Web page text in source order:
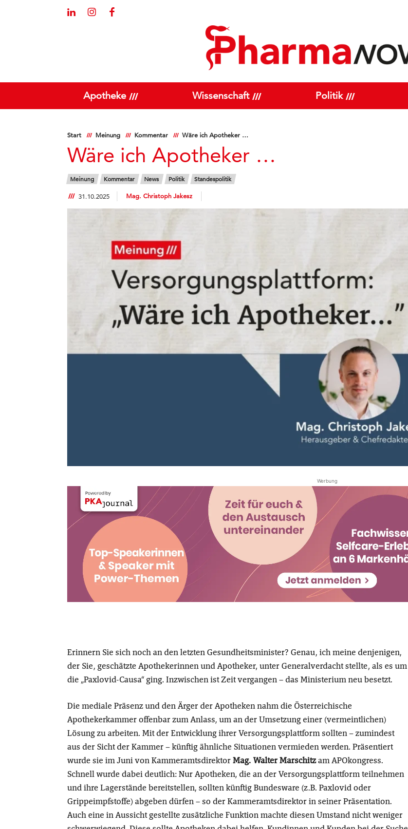
Apotheke Wissenschaft Politik
Start Meinung Kommentar Wäre ich Apotheker …
Wäre ich Apotheker …
Meinung Kommentar News Politik Standespolitik
31.10.2025 Mag. Christoph Jakesz
Werbung
Erinnern Sie sich noch an den letzten Gesundheitsminister? Genau, ich meine denjenigen,
der Sie, geschätzte Apothekerinnen und Apotheker, unter Generalverdacht stellte, als es um
die „Paxlovid-Causa“ ging. Inzwischen ist Zeit vergangen – das Ministerium neu besetzt.
Die mediale Präsenz und den Ärger der Apotheken nahm die Österreichische
Apothekerkammer offenbar zum Anlass, um an der Umsetzung einer (vermeintlichen)
Lösung zu arbeiten. Mit der Entwicklung ihrer Versorgungsplattform sollten – zumindest
aus der Sicht der Kammer – künftig ähnliche Situationen vermieden werden. Präsentiert
wurde sie im Juni von KammeramtsdirektorMag. Walter Marschitzam APOkongress.
Schnell wurde dabei deutlich: Nur Apotheken, die an der Versorgungsplattform teilnehmen
und ihre Lagerstände bereitstellen, sollten künftig Bundesware (z.B. Paxlovid oder
Grippeimpfstoffe) abgeben dürfen – so der Kammeramtsdirektor in seiner Präsentation.
Auch eine in Aussicht gestellte zusätzliche Funktion machte diesen Umstand nicht weniger